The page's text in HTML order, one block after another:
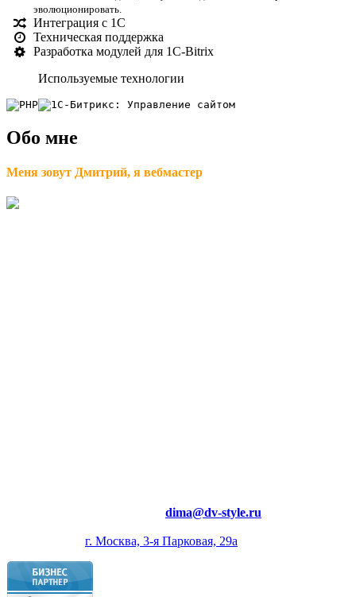
эволюционировать.
Интеграция с 1С
Техническая поддержка
Разработка модулей для 1С-Bitrix
Используемые технологии
Обо мне
Меня зовут Дмитрий, я вебмастер
dima@dv-style.ru
г. Москва, 3-я Парковая, 29а